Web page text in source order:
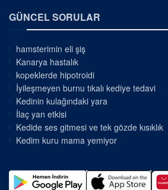
GÜNCEL SORULAR
hamsterimin eli şiş
Kanarya hastalık
kopeklerde hipotroidi
İyileşmeyen burnu tıkalı kediye tedavi
Kedinin kulağındaki yara
İlaç yan etkisi
Kedide ses gitmesi ve tek gözde kısıklık
Kedim kuru mama yemiyor